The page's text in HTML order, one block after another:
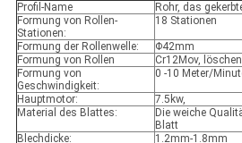
Profil-Name
Rohr, das
Formung von Rollen-
Stationen:
18 Stationen
Formung der Rollenwelle:
Φ42mm
Formung von Rollen
Cr12Mov,
Formung von
Geschwindigkeit:
0 -10 Meter/
Hauptmotor:
7.5kw,
Material des Blattes:
Die weiche
Blatt
Blechdicke:
1.2mm-1.8mm